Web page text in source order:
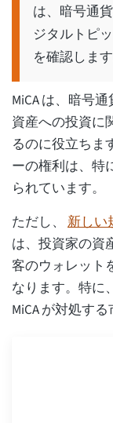
は、暗号通
ジタルトピ
を確認します
MiCA は、暗号
資産への投資に
るのに役立ちま
ーの権利は、特
られています。
ただし、 新しい
は、投資家の資
客のウォレット
なります。特に
MiCA が対処す